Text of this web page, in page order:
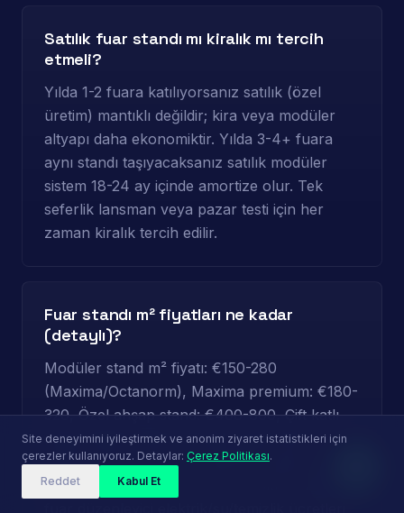
Site deneyimini iyileştirmek ve anonim ziyaret istatistikleri için
çerezler kullanıyoruz. Detaylar: Çerez Politikası.
Reddet
Kabul Et
Satılık fuar standı mı kiralık mı tercih
etmeli?
Yılda 1-2 fuara katılıyorsanız satılık (özel
üretim) mantıklı değildir; kira veya modüler
altyapı daha ekonomiktir. Yılda 3-4+ fuara
aynı standı taşıyacaksanız satılık modüler
sistem 18-24 ay içinde amortize olur. Tek
seferlik lansman veya pazar testi için her
zaman kiralık tercih edilir.
Fuar standı m² fiyatları ne kadar
(detaylı)?
Modüler stand m² fiyatı: €150-280
(Maxima/Octanorm), Maxima premium: €180-
320, Özel ahşap stand: €400-800, Çift katlı
stand: €500-1.000+, Kiralık stand: €60-
150/m² (tek event). Bu rakamlar tasarım +
üretim + nakliye + kurulum + söküm dahil;